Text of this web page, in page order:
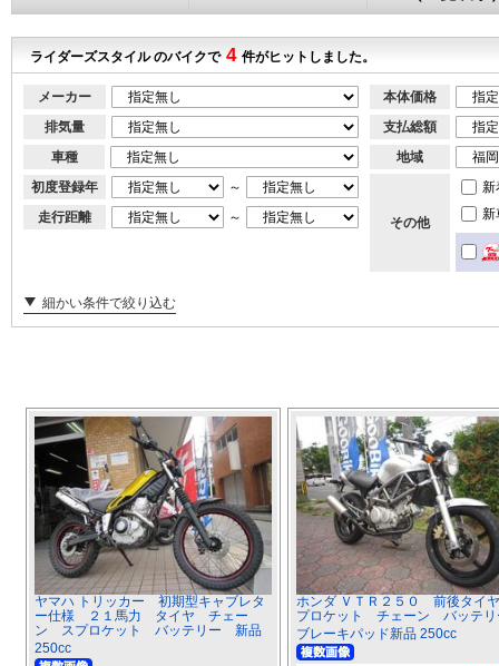
ライダーズスタイル のバイクで 4 件がヒットしました。
メーカー
排気量
車種
初度登録年
～
走行距離
～
本体価格
支払総額
地域
その他
新
新
細かい条件で絞り込む
ヤマハ トリッカー 初期型キャブレタ
ー仕様 ２１馬力 タイヤ チェー
ン スプロケット バッテリー 新品
250cc
ホンダ ＶＴＲ２５０ 前後タイ
プロケット チェーン バッテ
ブレーキパッド新品 250cc